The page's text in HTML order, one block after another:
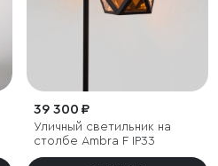
39 300 ₽
Уличный светильник на
столбе Ambra F IP33